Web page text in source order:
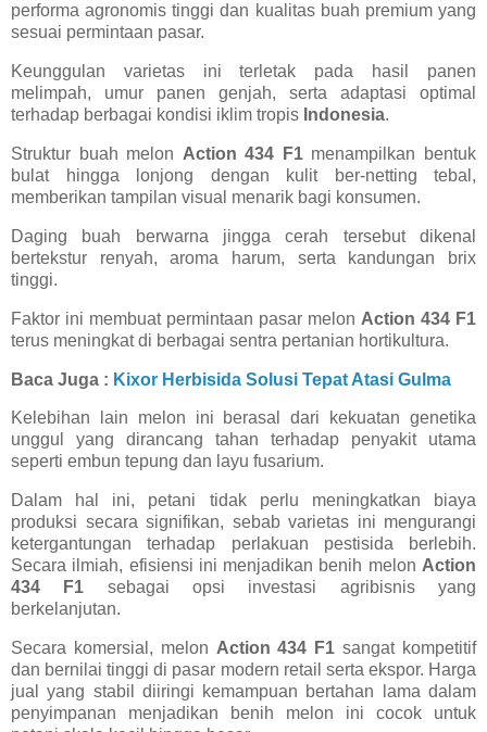
performa agronomis tinggi dan kualitas buah premium yang
sesuai permintaan pasar.
Keunggulan varietas ini terletak pada hasil panen
melimpah, umur panen genjah, serta adaptasi optimal
terhadap berbagai kondisi iklim tropis Indonesia.
Struktur buah melon Action 434 F1menampilkan bentuk
bulat hingga lonjong dengan kulit ber-netting tebal,
memberikan tampilan visual menarik bagi konsumen.
Daging buah berwarna jingga cerah tersebut dikenal
bertekstur renyah, aroma harum, serta kandungan brix
tinggi.
Faktor ini membuat permintaan pasar melon Action 434 F1
terus meningkat di berbagai sentra pertanian hortikultura.
Baca Juga : Kixor Herbisida Solusi Tepat Atasi Gulma
Kelebihan lain melon ini berasal dari kekuatan genetika
unggul yang dirancang tahan terhadap penyakit utama
seperti embun tepung dan layu fusarium.
Dalam hal ini, petani tidak perlu meningkatkan biaya
produksi secara signifikan, sebab varietas ini mengurangi
ketergantungan terhadap perlakuan pestisida berlebih.
Secara ilmiah, efisiensi ini menjadikan benih melon Action
434 F1 sebagai opsi investasi agribisnis yang
berkelanjutan.
Secara komersial, melon Action 434 F1 sangat kompetitif
dan bernilai tinggi di pasar modern retail serta ekspor. Harga
jual yang stabil diiringi kemampuan bertahan lama dalam
penyimpanan menjadikan benih melon ini cocok untuk